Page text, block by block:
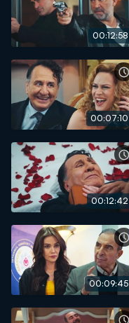
00:12:58
00:07:10
00:12:42
00:09:45